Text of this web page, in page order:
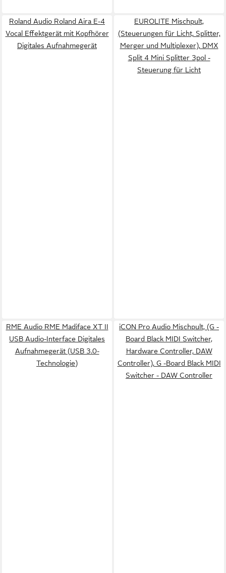
Roland Audio Roland Aira E-4
Vocal Effektgerät mit Kopfhörer
Digitales Aufnahmegerät
EUROLITE Mischpult,
(Steuerungen für Licht, Splitter,
Merger und Multiplexer), DMX
Split 4 Mini Splitter 3pol -
Steuerung für Licht
RME Audio RME Madiface XT II
USB Audio-Interface Digitales
Aufnahmegerät (USB 3.0-
Technologie)
iCON Pro Audio Mischpult, (G -
Board Black MIDI Switcher,
Hardware Controller, DAW
Controller), G -Board Black MIDI
Switcher - DAW Controller